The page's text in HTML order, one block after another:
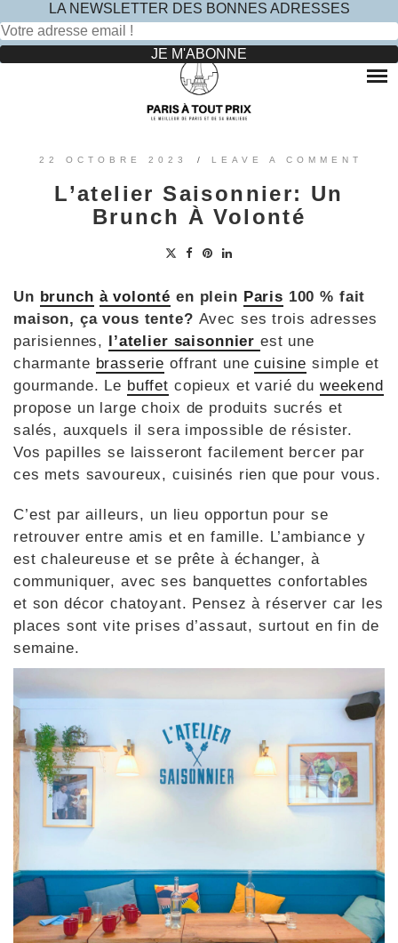
Rechercher :
Skip
OÙ MANGER DANS LE MARAIS ?
OÙ MANGER DANS PARIS 5 -ÈME ?
OÙ MANGER DANS LE 15ÈME ?
SORTIES ENFANTS
PARCS ATTRACTION BANLIEUE
22 OCTOBRE 2023 / LEAVE A COMMENT
L’atelier Saisonnier: Un
Brunch À Volonté
Un brunch à volonté en plein Paris 100 % fait
maison, ça vous tente? Avec ses trois adresses
parisiennes,
l’atelier saisonnier est une
charmante brasserie offrant unecuisine simple et
gourmande. Le buffet copieux et varié du weekend
propose un large choix de produits sucrés et
salés, auxquels il sera impossible de résister.
Vos papilles se laisseront facilement bercer par
ces mets savoureux, cuisinés rien que pour vous.
C’est par ailleurs, un lieu opportun pour se
retrouver entre amis et en famille. L’ambiance y
est chaleureuse et se prête à échanger, à
communiquer, avec ses banquettes confortables
et son décor chatoyant. Pensez à réserver car les
places sont vite prises d’assaut, surtout en fin de
semaine.
LA NEWSLETTER DES BONNES ADRESSES